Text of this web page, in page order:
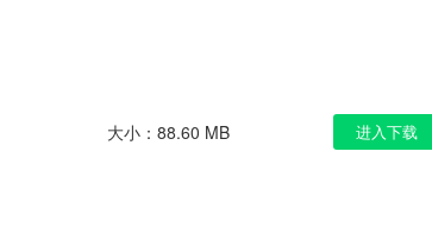
大小：88.60 MB 进入下载